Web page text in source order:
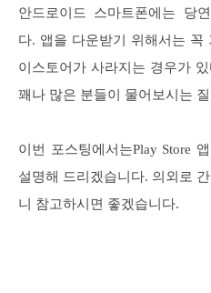
안드로이드 스마트폰에는 당
다. 앱을 다운받기 위해서는 꼭
이스토어가 사라지는 경우가
꽤나 많은 분들이 물어보시는
이번 포스팅에서는Play Store
설명해 드리겠습니다. 의외로
니 참고하시면 좋겠습니다.